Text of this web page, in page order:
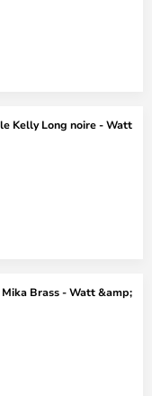
Kelly Long noire - Watt
Brass - Watt &amp;